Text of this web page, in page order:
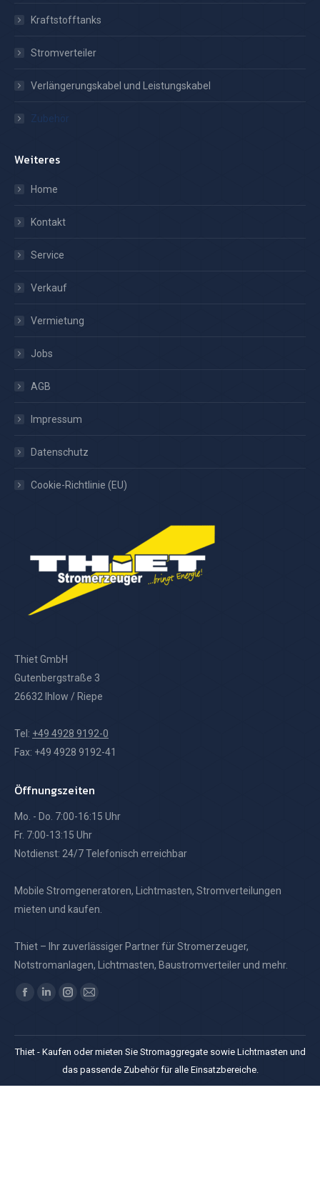
Kraftstofftanks
Stromverteiler
Verlängerungskabel und Leistungskabel
Zubehör
Weiteres
Home
Kontakt
Service
Verkauf
Vermietung
Jobs
AGB
Impressum
Datenschutz
Cookie-Richtlinie (EU)
Thiet GmbH
Gutenbergstraße 3
26632 Ihlow / Riepe
Tel: +49 4928 9192-0
Fax: +49 4928 9192-41
Öffnungszeiten
Mo. - Do. 7:00-16:15 Uhr
Fr. 7:00-13:15 Uhr
Notdienst: 24/7 Telefonisch erreichbar
Mobile Stromgeneratoren, Lichtmasten, Stromverteilungen
mieten und kaufen.
Thiet – Ihr zuverlässiger Partner für Stromerzeuger,
Notstromanlagen, Lichtmasten, Baustromverteiler und mehr.
Finden Sie uns auf:
Facebook
opens
in
Linkedin
opens
in
new
Instagram
opens
in
new
E-
page
opens
in
Thiet - Kaufen oder mieten Sie Stromaggregate sowie Lichtmasten und
das passende Zubehör für alle Einsatzbereiche.